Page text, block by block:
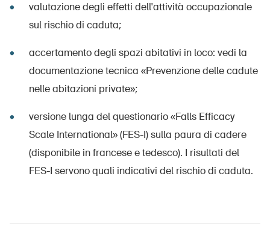
valutazione degli effetti dell'attività occupazionale
sul rischio di caduta;
accertamento degli spazi abitativi in loco: vedi la
documentazione tecnica «Prevenzione delle cadute
nelle abitazioni private»;
versione lunga del questionario «Falls Efficacy
Scale International» (FES-I) sulla paura di cadere
(disponibile in francese e tedesco). I risultati del
FES-I servono quali indicativi del rischio di caduta.